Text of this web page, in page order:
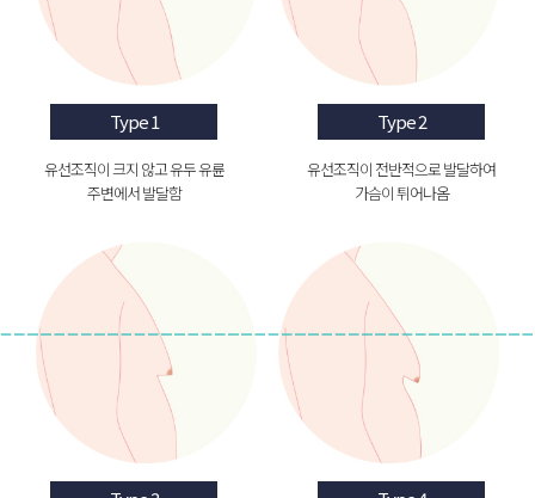
Type 1
유선조직이 크지 않고 유두 유륜
주변에서 발달함
Type 2
유선조직이 전반적으로 발달하여
가슴이 튀어나옴